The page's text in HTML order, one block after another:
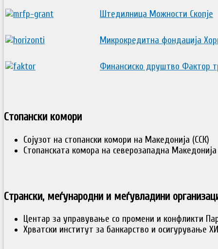
Штедилница Можности Скопје
Микрокредитна фондација
Финансиско друштво Фактор
Стопански комори
Сојузот на стопански комори на Македонија (ССК)
Стопанската комора на северозападна
Странски, меѓународни и меѓувладини
Центар за управување со промени и конфликти
Хрватски институт за банкарство и осигурување